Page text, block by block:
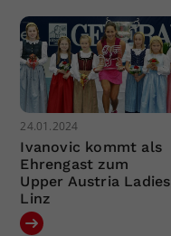
24.01.2024
Ivanovic kommt als
Ehrengast zum
Upper Austria Ladies
Linz